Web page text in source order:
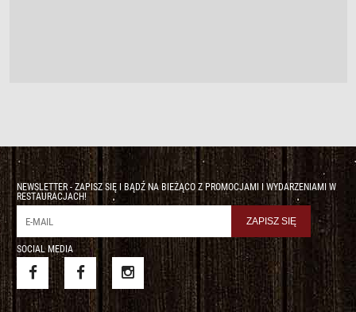
NEWSLETTER - ZAPISZ SIĘ I BĄDŹ NA BIEŻĄCO Z PROMOCJAMI I WYDARZENIAMI W
RESTAURACJACH!
SOCIAL MEDIA